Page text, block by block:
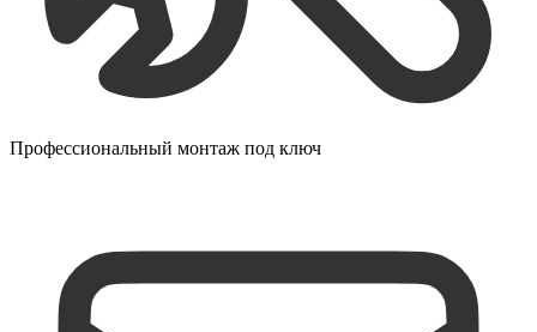
Профессиональный монтаж под ключ